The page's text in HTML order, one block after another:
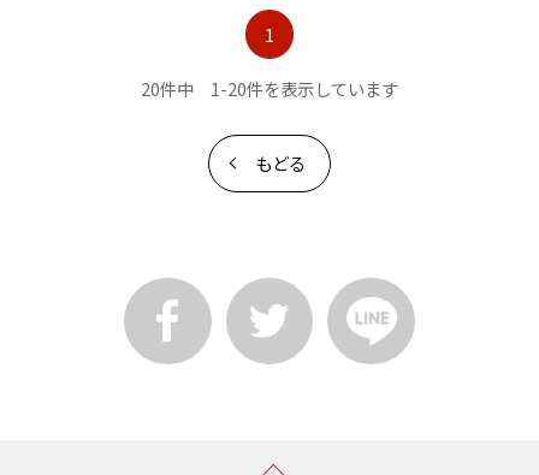
1
20件中 1-20件を表示しています
もどる